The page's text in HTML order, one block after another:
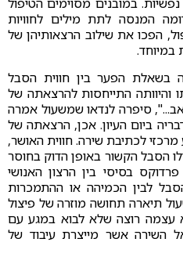
המנסה לתת מילים לחוויות
הפכו את שילוב הרצאותיהן של
במיוחד.
הפער בין חווית הסבל
והיוותה התייחסות להרצאתה של
סיפרה לנדאו שמשעול אמרה
ביום העיון. אכן, הרצאתה של
לכתיבת שירה. חווית האושר,
הסבל הקשור באופן הדוק בחוסר
בסיסי בין הרצון האנושי
לבין הכמיהה או ההתמכרות
תיארה תחושה מוזרה של פיצול
עצמה רוצה שלא לבוא במגע עם
השירה אשר מייצרת עיבוד של